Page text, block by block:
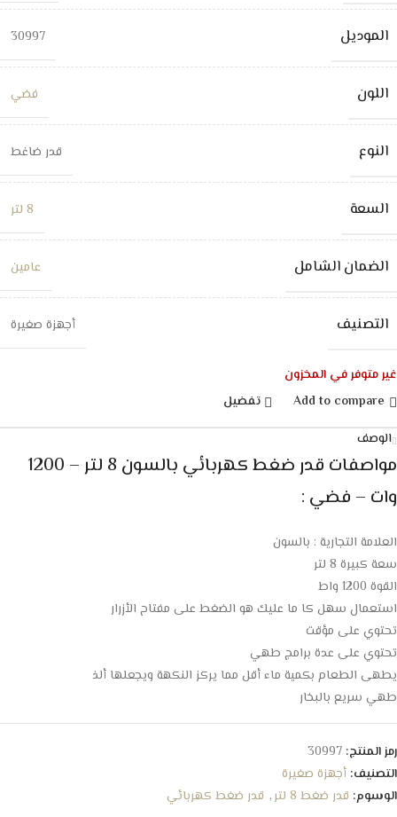
الموديل 30997
اللون فضي
النوع قدر ضاغط
السعة 8 لتر
الضمان الشامل عامين
التصنيف أجهزة صغيرة
غير متوفر في المخزون
Add to compare
تفضيل
الوصف
مواصفات قدر ضغط كهربائي بالسون 8 لتر – 1200
وات – فضي :
العلامة التجارية : بالسون
سعة كبيرة 8 لتر
القوة 1200 واط
استعمال سهل كا ما عليك هو الضغط على مفتاح الأزرار
تحتوي على مؤقت
تحتوي على عدة برامج طهي
يطهى الطعام بكمية ماء أقل مما يركز النكهة ويجعلها ألذ
طهي سريع بالبخار
رمز المنتج: 30997
التصنيف: أجهزة صغيرة
الوسوم: قدر ضغط 8 لتر , قدر ضغط كهربائي